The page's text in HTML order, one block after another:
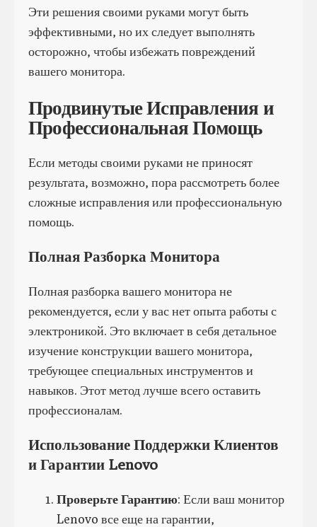
Эти решения своими руками могут быть
эффективными, но их следует выполнять
осторожно, чтобы избежать повреждений
вашего монитора.
Продвинутые Исправления и
Профессиональная Помощь
Если методы своими руками не приносят
результата, возможно, пора рассмотреть более
сложные исправления или профессиональную
помощь.
Полная Разборка Монитора
Полная разборка вашего монитора не
рекомендуется, если у вас нет опыта работы с
электроникой. Это включает в себя детальное
изучение конструкции вашего монитора,
требующее специальных инструментов и
навыков. Этот метод лучше всего оставить
профессионалам.
Использование Поддержки Клиентов
и Гарантии Lenovo
Проверьте Гарантию: Если ваш монитор
Lenovo все еще на гарантии,